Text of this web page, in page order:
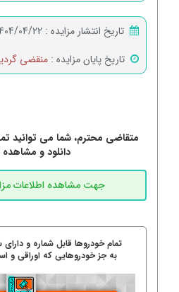
تاریخ انتشار مزایده : 04/22
تاریخ پایان مزایده : منقضی
متقاضی محترم، شما می توانید
دانلود و مشاهده
تمام خودروها قابل شماره و
به جز خودروهایی که اوراقی و